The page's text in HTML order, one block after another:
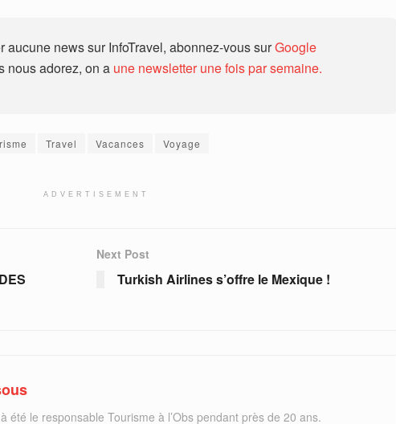
aucune news sur InfoTravel, abonnez-vous surGoogle
nous adorez, on a une newsletter une fois par semaine.
Travel Vacances Voyage
ADVERTISEMENT
Next Post
Turkish Airlines s’offre le Mexique !
été le responsable Tourisme à l’Obs pendant près de 20 ans.